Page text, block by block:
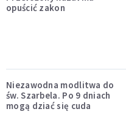
opuścić zakon
Niezawodna modlitwa do
św. Szarbela. Po 9 dniach
mogą dziać się cuda